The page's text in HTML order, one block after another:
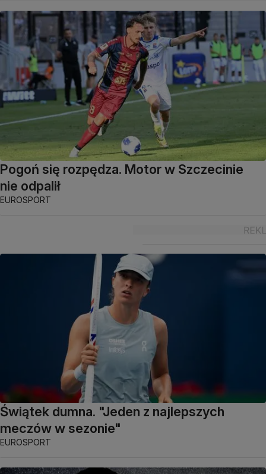
Pogoń się rozpędza. Motor w Szczecinie
nie odpalił
EUROSPORT
Świątek dumna. "Jeden z najlepszych
meczów w sezonie"
EUROSPORT